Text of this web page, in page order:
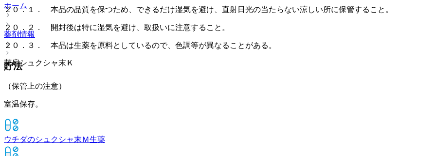
ホーム
薬剤情報
花扇シュクシャ末Ｋ
２０．１． 本品の品質を保つため、できるだけ湿気を避け、直射日光の当たらない涼しい所に保管すること。
２０．２． 開封後は特に湿気を避け、取扱いに注意すること。
２０．３． 本品は生薬を原料としているので、色調等が異なることがある。
貯法
（保管上の注意）
室温保存。
ウチダのシュクシャ末Ｍ生薬